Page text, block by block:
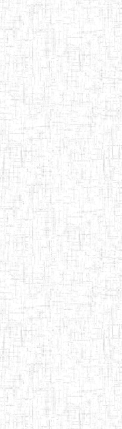
13 Total: 307
5 6 7 8
9
2015 ENIEG